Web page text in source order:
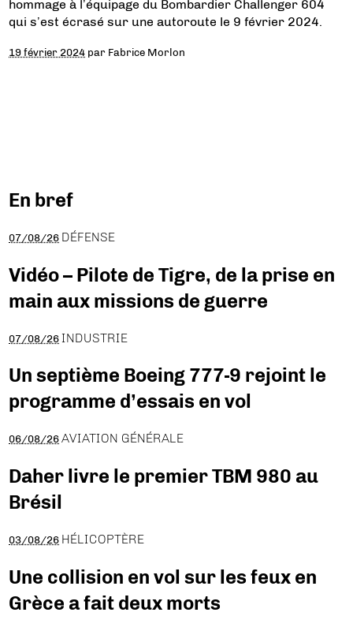
hommage à l’équipage du Bombardier Challenger 604
qui s’est écrasé sur une autoroute le 9 février 2024.
19 février 2024 par Fabrice Morlon
En bref
07/08/26 DÉFENSE
Vidéo – Pilote de Tigre, de la prise en
main aux missions de guerre
07/08/26 INDUSTRIE
Un septième Boeing 777-9 rejoint le
programme d’essais en vol
06/08/26 AVIATION GÉNÉRALE
Daher livre le premier TBM 980 au
Brésil
03/08/26 HÉLICOPTÈRE
Une collision en vol sur les feux en
Grèce a fait deux morts